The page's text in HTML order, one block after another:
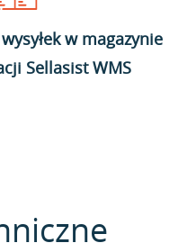
w magazynie
Sellasist WMS